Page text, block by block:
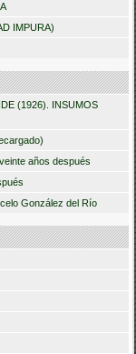
IMPURA)
(1926). INSUMOS
años después
González del Río